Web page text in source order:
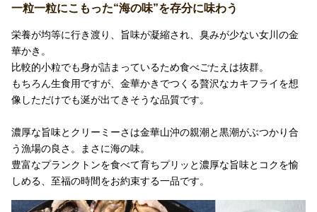
一粒一粒にこもった“海の味”を存分に味わう
栄養が均等に行き渡り、旨味が凝縮され、臭みが少ない女川の金
華かき。
比較的小粒でも身が詰まっているため食べごたえは抜群。
もちろん生食用ですが、金華かきでつくる贅沢なカキフライを想
像しただけでも涎が出てきそうな品質です。
濃厚な旨味とクリーミーさは金華山沖の親潮と黒潮がぶつかり合
う漁場の良さ。まさに海の味。
豊富なプランクトンを食べて育ちプリッと濃厚な旨味とコクを愉
しめる、至福の時間をお約束する一品です。